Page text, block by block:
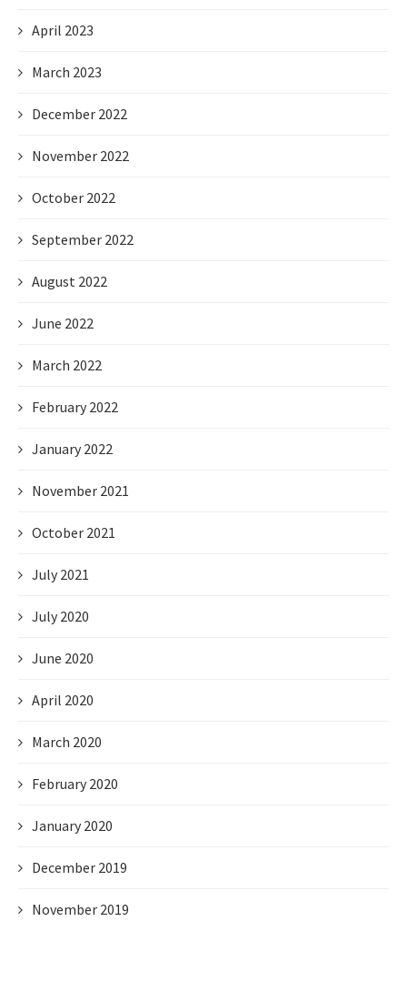
April 2023
March 2023
December 2022
November 2022
October 2022
September 2022
August 2022
June 2022
March 2022
February 2022
January 2022
November 2021
October 2021
July 2021
July 2020
June 2020
April 2020
March 2020
February 2020
January 2020
December 2019
November 2019